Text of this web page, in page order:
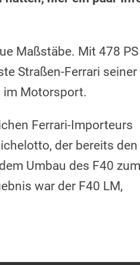
Maßstäbe. Mit 478 PS
Straßen-Ferrari seiner
im Motorsport.
Ferrari-Importeurs
der bereits den
Umbau des F40 zum
war der F40 LM,